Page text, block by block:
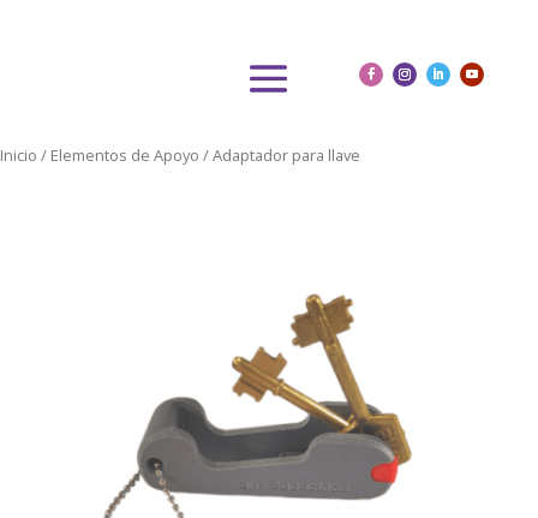
Inicio / Elementos de Apoyo / Adaptador para llave